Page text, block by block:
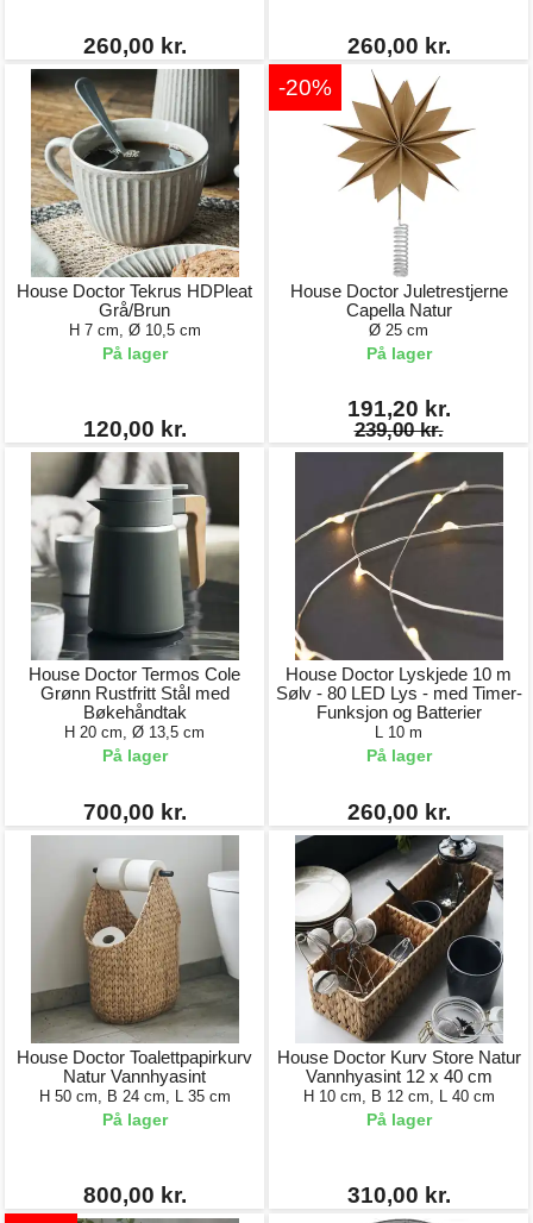
260,00 kr. 260,00 kr.
House Doctor Tekrus HDPleat
Grå/Brun
H 7 cm, Ø 10,5 cm
På lager
120,00 kr.
-20%
House Doctor Juletrestjerne
Capella Natur
Ø 25 cm
På lager
191,20 kr.
239,00 kr.
House Doctor Termos Cole
Grønn Rustfritt Stål med
Bøkehåndtak
H 20 cm, Ø 13,5 cm
På lager
700,00 kr.
House Doctor Lyskjede 10 m
Sølv - 80 LED Lys - med Timer-
Funksjon og Batterier
L 10 m
På lager
260,00 kr.
House Doctor Toalettpapirkurv
Natur Vannhyasint
H 50 cm, B 24 cm, L 35 cm
På lager
800,00 kr.
House Doctor Kurv Store Natur
Vannhyasint 12 x 40 cm
H 10 cm, B 12 cm, L 40 cm
På lager
310,00 kr.